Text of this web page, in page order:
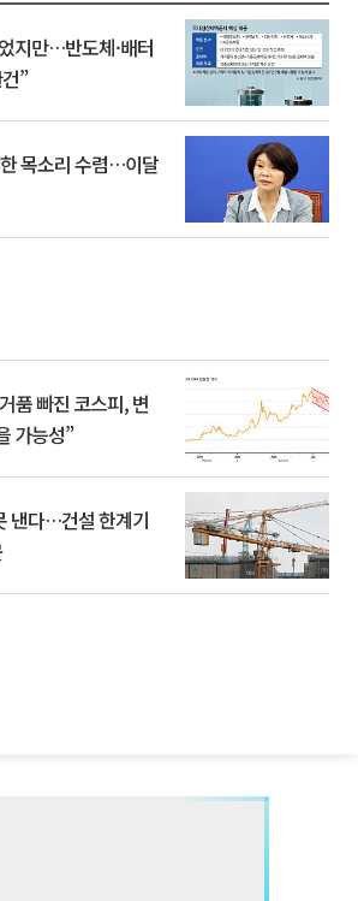
지만…반도체·배터
”
목소리 수렴…이달
품 빠진 코스피, 변
가능성”
낸다…건설 한계기